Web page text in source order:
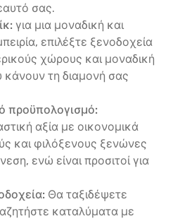
σας.
για μια μοναδική και
επιλέξτε ξενοδοχεία
χώρους και μοναδική
κάνουν τη διαμονή σας
προϋπολογισμό:
αξία με οικονομικά
και φιλόξενους ξενώνες
ενώ είναι προσιτοί για
Θα ταξιδέψετε
καταλύματα με